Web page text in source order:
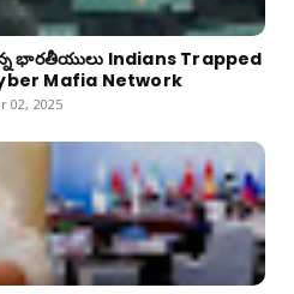
భారతీయులు Indians Trapped
Mafia Network
02, 2025